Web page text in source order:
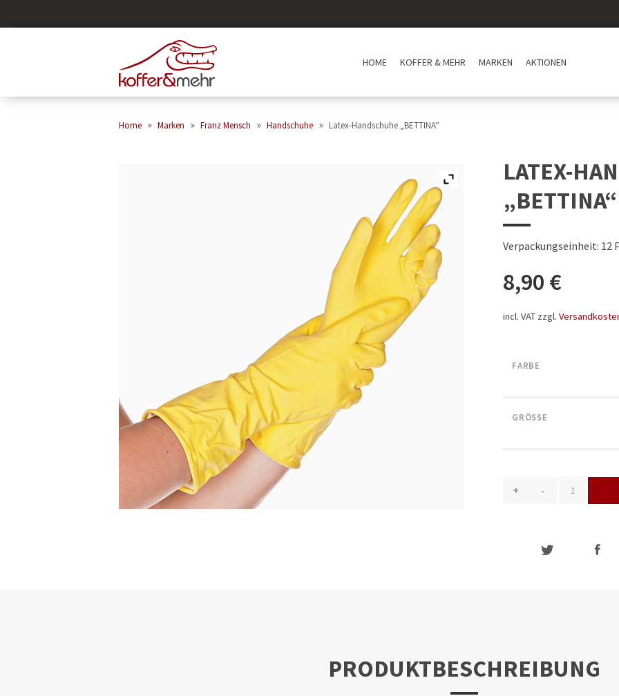
HOME KOFFER & MEHR MARKEN AKTIONEN
Home » Marken » Franz Mensch » Handschuhe » Latex-Handschuhe „BETTINA“
LATEX-
„BETTINA“
Verpackungseinheit: 12
8,90 €
incl. VAT zzgl.
FARBE
GRÖSSE
+ -
PRODUKTBESCHREIBUNG